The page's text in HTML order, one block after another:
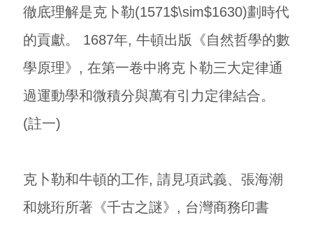
徹底理解是克卜勒(1571$\sim$1630)劃時代
的貢獻。 1687年, 牛頓出版《自然哲學的數
學原理》, 在第一卷中將克卜勒三大定律通
過運動學和微積分與萬有引力定律結合。
(註一)
克卜勒和牛頓的工作, 請見項武義、張海潮
和姚珩所著《千古之謎》, 台灣商務印書